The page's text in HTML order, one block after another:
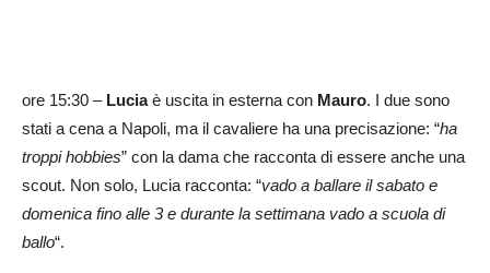
ore 15:30 – Luciaè uscita in esterna con Mauro. I due sono
stati a cena a Napoli, ma il cavaliere ha una precisazione: “ha
troppi hobbies” con la dama che racconta di essere anche una
scout. Non solo, Lucia racconta: “vado a ballare il sabato e
domenica fino alle 3 e durante la settimana vado a scuola di
ballo“.